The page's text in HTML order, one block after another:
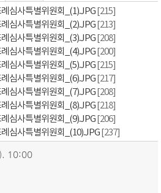
심사특별위원회_(1).JPG [215]
심사특별위원회_(2).JPG [213]
심사특별위원회_(3).JPG [208]
심사특별위원회_(4).JPG [200]
심사특별위원회_(5).JPG [215]
심사특별위원회_(6).JPG [217]
심사특별위원회_(7).JPG [208]
심사특별위원회_(8).JPG [218]
심사특별위원회_(9).JPG [206]
심사특별위원회_(10).JPG [237]
10:00